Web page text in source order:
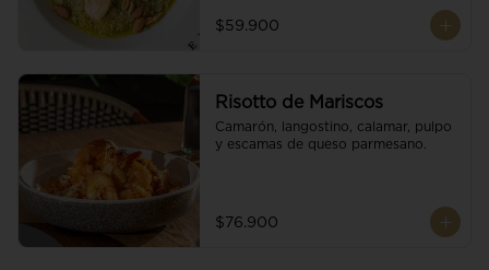
$59.900
Risotto de Mariscos
Camarón, langostino, calamar, pulpo
y escamas de queso parmesano.
$76.900